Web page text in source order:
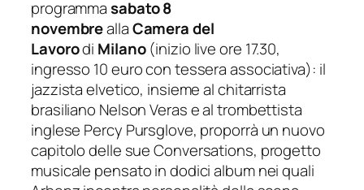
programmasabato 8
novembreallaCamera del
Lavorodi Milano (inizio liveore 17.30,
ingresso 10 euro con tessera associativa): il
jazzista elvetico, insieme al chitarrista
brasiliano Nelson Veras e al trombettista
inglese Percy Pursglove, proporrà un nuovo
capitolo delle sueConversations, progetto
musicale pensato in dodici album nei quali